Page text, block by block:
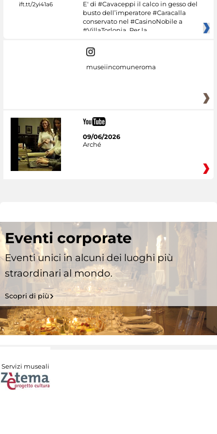
E' di #Cavaceppi il calco in gesso del
busto dell’imperatore #Caracalla
conservato nel #CasinoNobile a
#VillaTorlonia. Per la
museiincomuneroma
09/06/2026
Arché
Eventi corporate
Eventi unici in alcuni dei luoghi più
straordinari al mondo.
Scopri di più
Servizi museali